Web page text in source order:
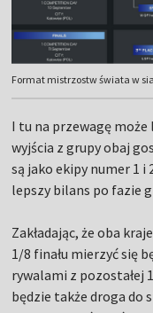
Format mistrzostw świata w
I tu na przewagę może
wyjścia z grupy obaj
są jako ekipy numer 1 i
lepszy bilans po fazie
Zakładając, że oba
1/8 finału mierzyć się
rywalami z pozostałej
będzie także droga do